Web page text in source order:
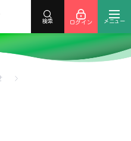
検索 ログイン メニュー